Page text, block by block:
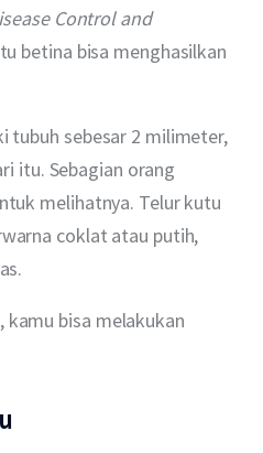
Control and
betina bisa menghasilkan
tubuh sebesar 2 milimeter,
itu. Sebagian orang
melihatnya. Telur kutu
coklat atau putih,
kamu bisa melakukan